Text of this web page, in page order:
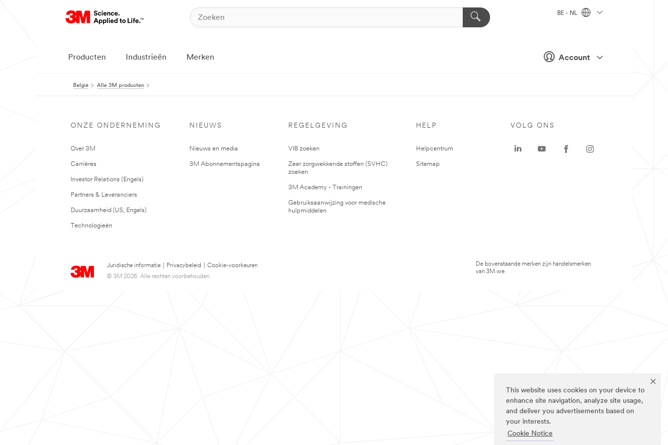
This website uses cookies on your device to
enhance site navigation, analyze site usage,
and deliver you advertisements based on
your interests.
Cookie Notice
Account
BE - NL
Producten Industrieën Merken
België Alle 3M producten
ONZE ONDERNEMING
Over 3M
Carrières
Investor Relations (Engels)
Partners & Leveranciers
Duurzaamheid (US, Engels)
Technologieën
NIEUWS
Nieuws en media
3M Abonnementspagina
REGELGEVING
VIB zoeken
Zeer zorgwekkende stoffen (SVHC)
zoeken
3M Academy - Trainingen
Gebruiksaanwijzing voor medische
hulpmiddelen
HELP
Helpcentrum
Sitemap
Juridische informatie Privacybeleid
Cookie-voorkeuren
© 3M 2026. Alle rechten voorbehouden.
VOLG ONS
De bovenstaande merken zijn handelsmerken
van 3M.we